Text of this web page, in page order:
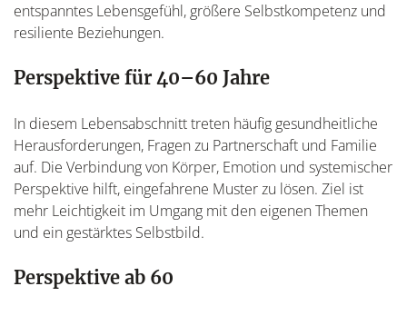
entspanntes Lebensgefühl, größere Selbstkompetenz und
resiliente Beziehungen.
Perspektive für 40–60 Jahre
In diesem Lebensabschnitt treten häufig gesundheitliche
Herausforderungen, Fragen zu Partnerschaft und Familie
auf. Die Verbindung von Körper, Emotion und systemischer
Perspektive hilft, eingefahrene Muster zu lösen. Ziel ist
mehr Leichtigkeit im Umgang mit den eigenen Themen
und ein gestärktes Selbstbild.
Perspektive ab 60